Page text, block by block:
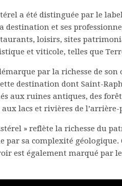
a été distinguée par le
destination et ses
loisirs, sites
et viticole, telles que
par la richesse de
destination dont Saint-
aux ruines antiques, des
lacs et rivières de l’arrière-
» reflète la richesse du
par sa complexité
est également marqué par